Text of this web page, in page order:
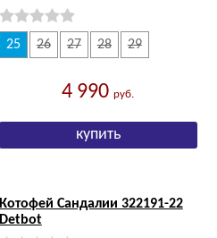
25 26 27 28 29
4 990руб.
Котофей Сандалии 322191-22
Detbot